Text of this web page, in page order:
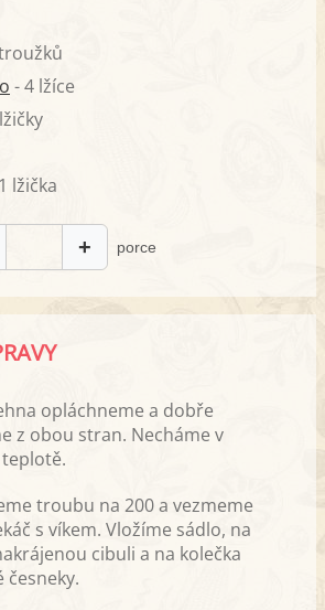
- 4 lžíce
lžička
+ porce
opláchneme a dobře
z obou stran. Necháme v
troubu na 200 a vezmeme
s víkem. Vložíme sádlo, na
cibuli a na kolečka
česneky.